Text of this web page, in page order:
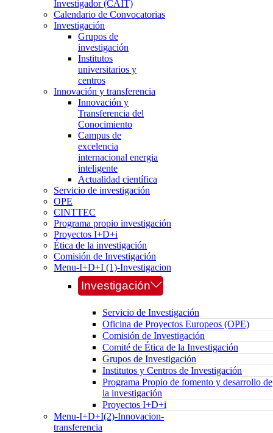
Investigador (CAIT)
Calendario de Convocatorias
Investigación
Grupos de
investigación
Institutos
universitarios y
centros
Innovación y transferencia
Innovación y
Transferencia del
Conocimiento
Campus de
excelencia
internacional energia
inteligente
Actualidad científica
Servicio de investigación
OPE
CINTTEC
Programa propio investigación
Proyectos I+D+i
Ética de la investigación
Comisión de Investigación
Menu-I+D+I (1)-Investigacion
Investigación
Servicio de Investigación
Oficina de Proyectos Europeos (OPE)
Comisión de Investigación
Comité de Ética de la Investigación
Grupos de Investigación
Institutos y Centros de Investigación
Programa Propio de fomento y desarrollo de
la investigación
Proyectos I+D+i
Menu-I+D+I(2)-Innovacion-
transferencia